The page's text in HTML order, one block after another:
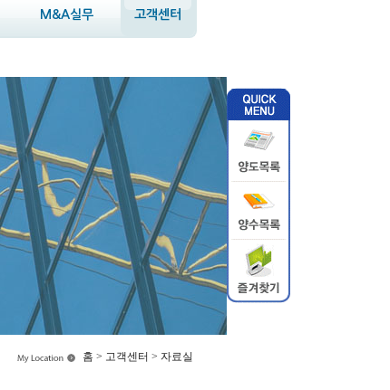
M&A실무 고객센터
홈 > 고객센터 > 자료실